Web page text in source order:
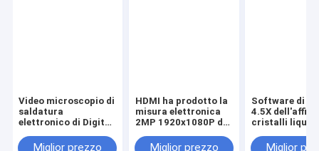
Video microscopio di
saldatura
elettronico di Digital
macchina
Miglior prezzo
HDMI ha prodotto la
misura elettronica
2MP 1920x1080P del
binoculare di Digital
Miglior prezzo
Software di
4.5X
cristalli liquidi
video del
Miglior